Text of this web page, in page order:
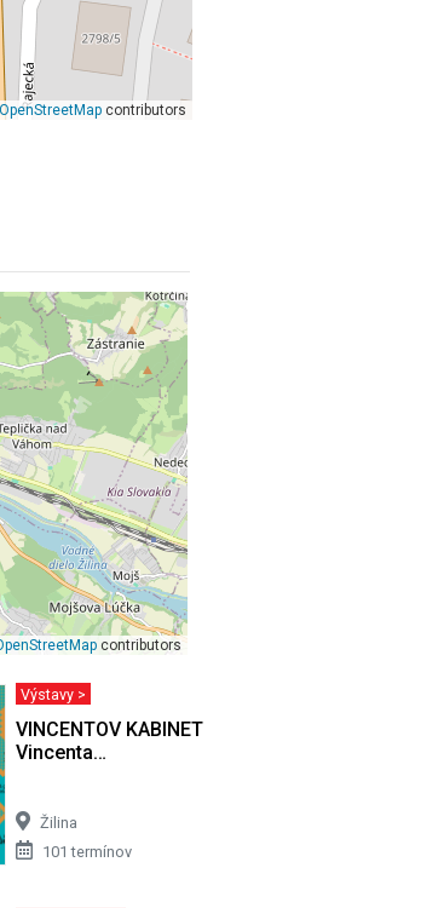
OpenStreetMapcontributors
contributors
Výstavy >
VINCENTOV KABINET / Výber z diel
Vincenta…
Žilina
101 termínov